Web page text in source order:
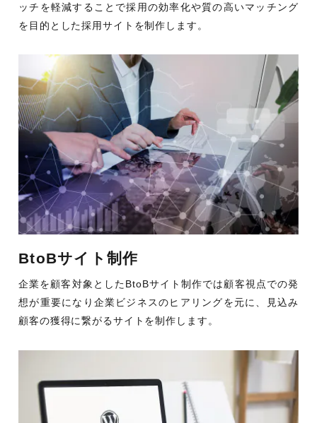
ッチを軽減することで採用の効率化や質の高いマッチング
を目的とした採用サイトを制作します。
BtoBサイト制作
企業を顧客対象としたBtoBサイト制作では顧客視点での発
想が重要になり企業ビジネスのヒアリングを元に、見込み
顧客の獲得に繋がるサイトを制作します。